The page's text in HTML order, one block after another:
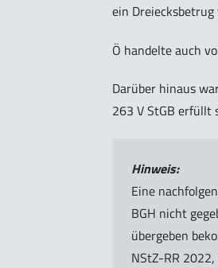
ein Dreiecksbetrug
Ö handelte auch
Darüber hinaus
263 V StGB erfüllt
Hinweis:
Eine
BGH nicht
übergeben
NStZ-RR